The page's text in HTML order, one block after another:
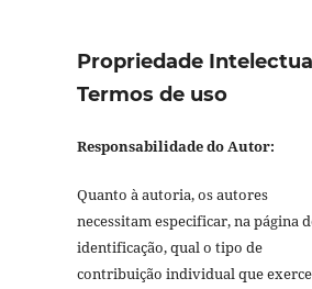
Propriedade
Termos de uso
Responsabilidade do Autor:
Quanto à autoria, os autores
necessitam especificar, na página
identificação, qual o tipo de
contribuição individual que